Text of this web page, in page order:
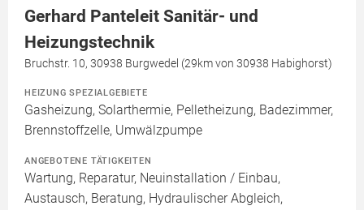
Gerhard Panteleit Sanitär- und
Heizungstechnik
Bruchstr. 10, 30938 Burgwedel (29km von 30938 Habighorst)
HEIZUNG SPEZIALGEBIETE
Gasheizung, Solarthermie, Pelletheizung, Badezimmer,
Brennstoffzelle, Umwälzpumpe
ANGEBOTENE TÄTIGKEITEN
Wartung, Reparatur, Neuinstallation / Einbau,
Austausch, Beratung, Hydraulischer Abgleich,